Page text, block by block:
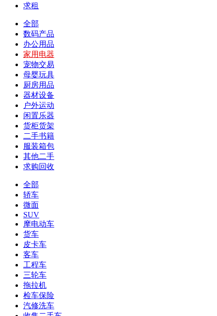
求租
全部
数码产品
办公用品
家用电器
宠物交易
母婴玩具
厨房用品
器材设备
户外运动
闲置乐器
货柜货架
二手书籍
服装箱包
其他二手
求购回收
全部
轿车
微面
SUV
摩电动车
货车
皮卡车
客车
工程车
三轮车
拖拉机
检车保险
汽修洗车